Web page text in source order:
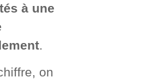
à une
.
on